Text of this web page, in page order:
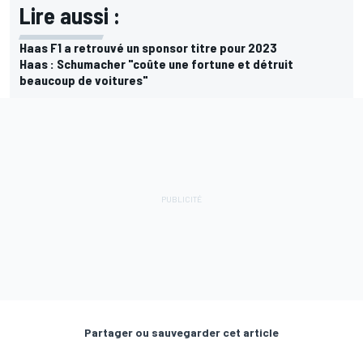
Lire aussi :
Haas F1 a retrouvé un sponsor titre pour 2023
Haas : Schumacher "coûte une fortune et détruit
beaucoup de voitures"
Partager ou sauvegarder cet article